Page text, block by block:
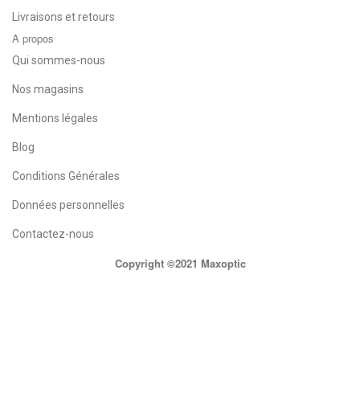
Livraisons et retours
A propos
Qui sommes-nous
Nos magasins
Mentions légales
Blog
Conditions Générales
Données personnelles
Contactez-nous
Copyright ©2021 Maxoptic